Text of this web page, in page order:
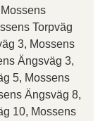
Torpväg
3, Mossens
Ängsväg 3,
5, Mossens
Ängsväg 8,
10, Mossens